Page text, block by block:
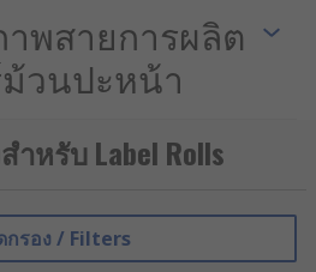
พสายการผลิต
วนปะหน้า
วนเล็ก ๆ ที่มีบทบาทสำคัญ
ตสินค้าและระบบโลจิสติกส์
ส่งถึงมือลูกค้า ป้ายฉลากที่
ต่อสภาพแวดล้อมได้ดี ไม่
หรับ Label Rolls
กรอง / Filters